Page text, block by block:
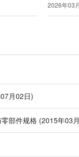
2026年03
月02日)
部件规格 (2015年03